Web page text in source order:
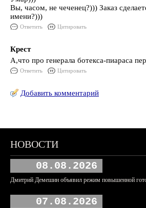
Вы, часом, не чеченец?))) Заказ
имени?)))
Ответить Цитировать
Крест
А,что про генерала ботекса-пиараса
Ответить Цитировать
Добавить комментарий
НОВОСТИ
08.08.2026
Дмитрий Демешин объявил режим повышенной
07.08.2026